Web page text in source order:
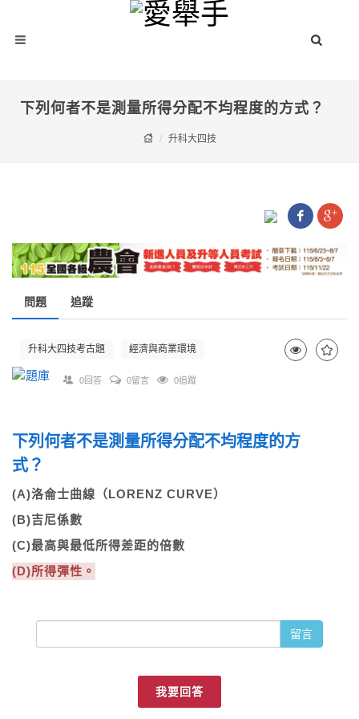
下列何者不是測量所得分配不均程度的方式？
升科大四技
問題 追蹤
升科大四技考古題 經濟與商業環境
0回答 0留言 0追蹤
下列何者不是測量所得分配不均程度的方
式？
(A)洛侖士曲線（LORENZ CURVE）
(B)吉尼係數
(C)最高與最低所得差距的倍數
(D)所得彈性。
留言
我要回答